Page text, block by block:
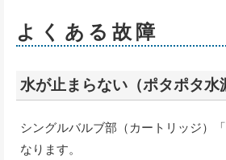
よくある故障
水が止まらない（ポタポタ水
シングルバルブ部（カートリッジ）
なります。